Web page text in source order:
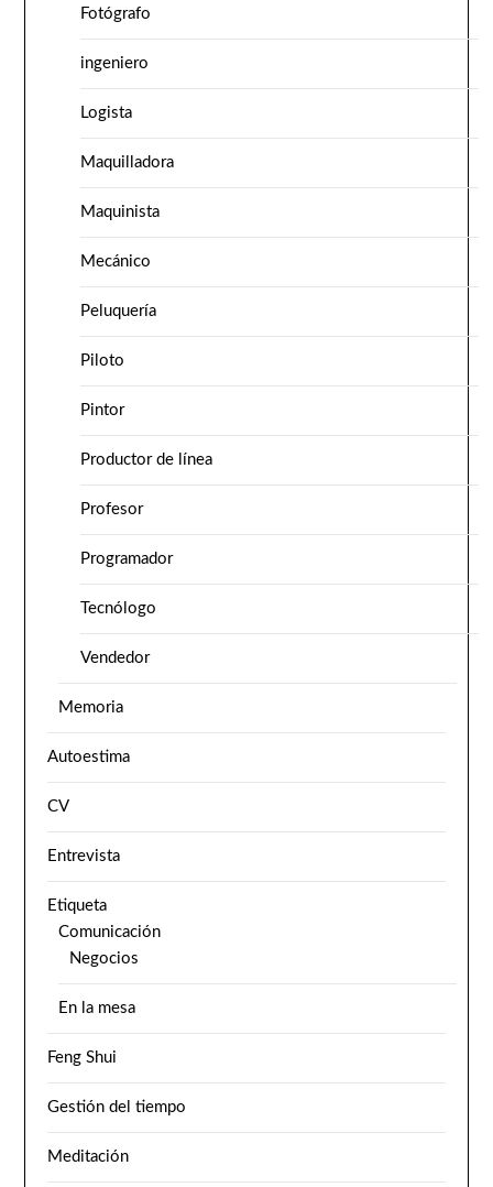
Fotógrafo
ingeniero
Logista
Maquilladora
Maquinista
Mecánico
Peluquería
Piloto
Pintor
Productor de línea
Profesor
Programador
Tecnólogo
Vendedor
Memoria
Autoestima
CV
Entrevista
Etiqueta
Comunicación
Negocios
En la mesa
Feng Shui
Gestión del tiempo
Meditación